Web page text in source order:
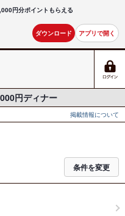
円分ポイントもらえる
ダウンロード アプリで開く
円ディナー
掲載情報について
条件を変更